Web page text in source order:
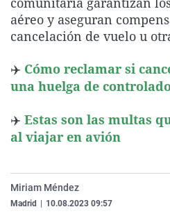
aéreo y aseguran
cancelación de vuelo u
✈️ Cómo reclamar si
una huelga de
✈️ Estas son las multas
al viajar en avión
Miriam Méndez
Madrid 10.08.2023 09:57